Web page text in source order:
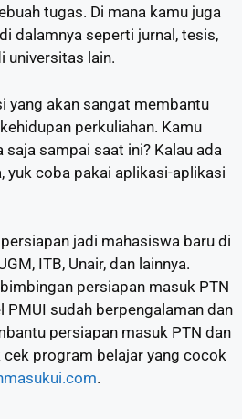
tugas. Di mana kamu juga
dalamnya seperti jurnal, tesis,
universitas lain.
yang akan sangat membantu
perkuliahan. Kamu
saja sampai saat ini? Kalau ada
yuk coba pakai aplikasi-aplikasi
jadi mahasiswa baru di
ITB, Unair, dan lainnya.
persiapan masuk PTN
PMUI sudah berpengalaman dan
persiapan masuk PTN dan
cek program belajar yang cocok
.